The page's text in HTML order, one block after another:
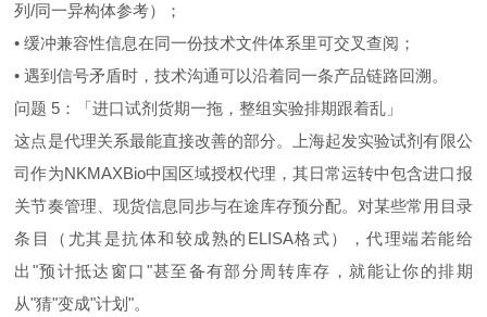
列/同一异构体参考）；
• 缓冲兼容性信息在同一份技术文件体系里可交叉查阅；
• 遇到信号矛盾时，技术沟通可以沿着同一条产品链路回溯。
问题 5：「进口试剂货期一拖，整组实验排期跟着乱」
这点是代理关系最能直接改善的部分。上海起发实验试剂有限公
司作为NKMAXBio中国区域授权代理，其日常运转中包含进口报
关节奏管理、现货信息同步与在途库存预分配。对某些常用目录
条目（尤其是抗体和较成熟的ELISA格式），代理端若能给
出"预计抵达窗口"甚至备有部分周转库存，就能让你的排期
从"猜"变成"计划"。